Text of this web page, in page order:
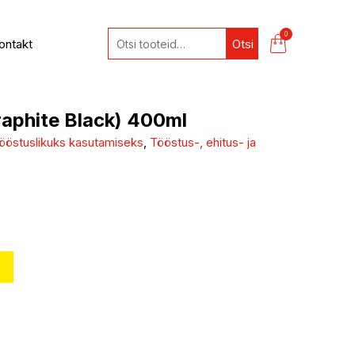
Otsi
0
Black) 400ml
kasutamiseks, Tööstus-, ehitus- ja